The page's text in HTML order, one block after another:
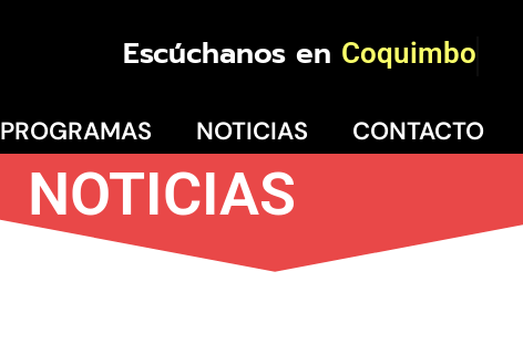
Escúchanos en Coquimbo
PROGRAMAS NOTICIAS CONTACTO
NOTICIAS